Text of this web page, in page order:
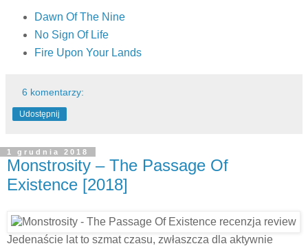
Dawn Of The Nine
No Sign Of Life
Fire Upon Your Lands
6 komentarzy:
Udostępnij
1 grudnia 2018
Monstrosity – The Passage Of
Existence [2018]
Jedenaście lat to szmat czasu, zwłaszcza dla aktywnie